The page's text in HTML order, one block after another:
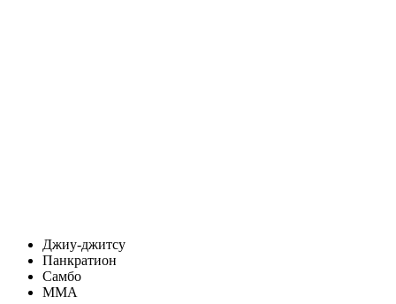
Джиу-джитсу
Панкратион
Самбо
MMA